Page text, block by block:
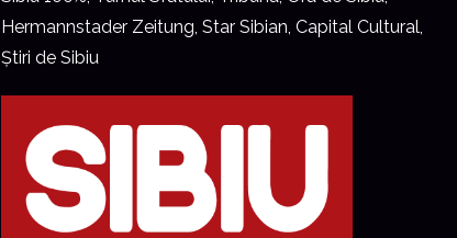
Hermannstader Zeitung, Star Sibian, Capital Cultural,
Știri de Sibiu